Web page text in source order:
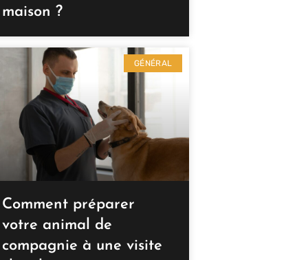
maison ?
GÉNÉRAL
Comment préparer
votre animal de
compagnie à une visite